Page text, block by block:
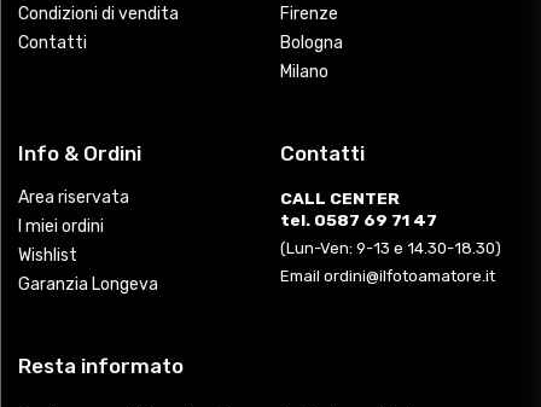
Condizioni di vendita
Contatti
Firenze
Bologna
Milano
Info & Ordini
Area riservata
I miei ordini
Wishlist
Garanzia Longeva
Contatti
CALL CENTER
tel. 0587 69 71 47
(Lun-Ven: 9-13 e 14.30-18.30)
Email ordini@ilfotoamatore.it
Resta informato